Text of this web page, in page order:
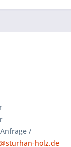
/
holz.de